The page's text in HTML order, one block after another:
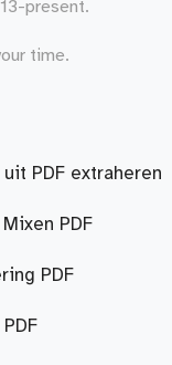
present.
time.
PDF extraheren
PDF
PDF